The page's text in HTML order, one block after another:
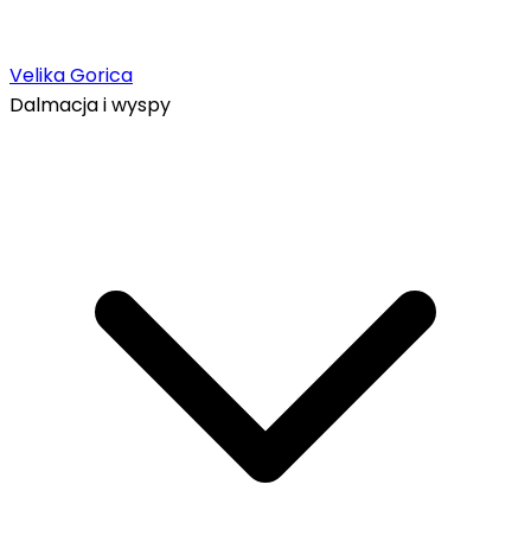
Velika Gorica
Dalmacja i wyspy